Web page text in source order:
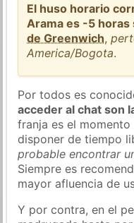
El huso horario
Arama es -5 horas
de Greenwich,
America/Bogota.
Por todos es
acceder al chat son
franja es el momento
disponer de tiempo
probable encontrar
Siempre es
mayor afluencia de
Y por contra, en el